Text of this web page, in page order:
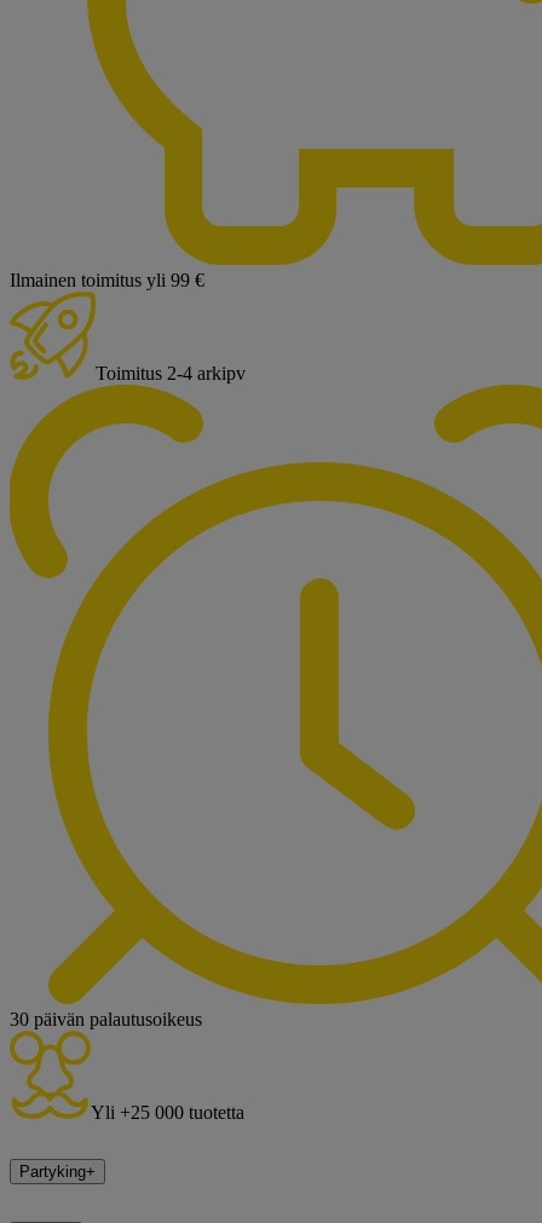
Ilmainen toimitus yli 99 €
Toimitus 2-4 arkipv
30 päivän palautusoikeus
Yli +25 000 tuotetta
Partyking+